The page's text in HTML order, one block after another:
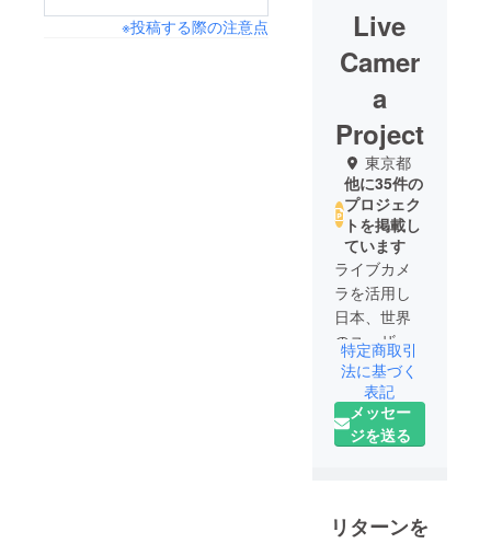
※投稿する際の注意点
Live
Camer
a
Project
東京都
他に35件の
プロジェク
トを掲載し
ています
ライブカメ
ラを活用し
日本、世界
のユーザー
へPRする事
で少しでも
観光誘致と
して地域住
ておりま
特定商取引
法に基づく
表記
メッセー
ジを送る
リターンを